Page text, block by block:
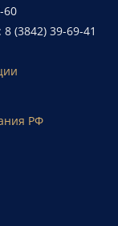
60
(3842) 39-69-41
РФ